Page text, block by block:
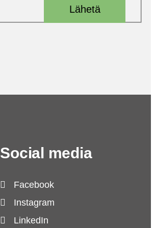
Lähetä
Social media
Facebook
Instagram
LinkedIn